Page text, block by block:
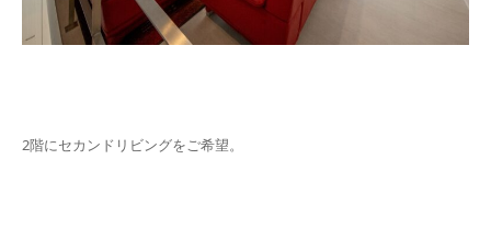
2階にセカンドリビングをご希望。